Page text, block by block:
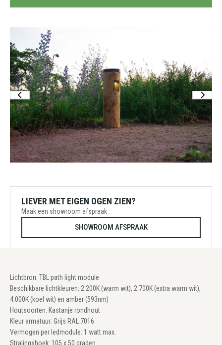
LIEVER MET EIGEN OGEN ZIEN?
Maak een showroom afspraak
SHOWROOM AFSPRAAK
Lichtbron: TBL path light module
Beschikbare lichtkleuren: 2.200K (warm wit), 2.700K (extra warm wit),
4.000K (koel wit) en amber (593nm)
Houtsoorten: Kastanje rondhout
Kleur armatuur: Grijs RAL 7016
Vermogen per ledmodule: 1 watt max.
Stralingshoek: 105 x 50 graden